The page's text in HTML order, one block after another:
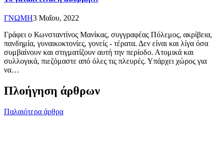
ΓΝΩΜΗ3 Μαΐου, 2022
Γράφει ο Κωνσταντίνος Μανίκας, συγγραφέας Πόλεμος, ακρίβεια,
πανδημία, γυναικοκτονίες, γονείς - τέρατα. Δεν είναι και λίγα όσα
συμβαίνουν και στιγματίζουν αυτή την περίοδο. Ατομικά και
συλλογικά, πιεζόμαστε από όλες τις πλευρές. Υπάρχει χώρος για
να…
Πλοήγηση άρθρων
Παλαιότερα άρθρα